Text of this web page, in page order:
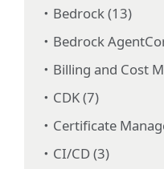
Bedrock (13)
Bedrock
Billing and Cost
CDK (7)
Certificate
CI/CD (3)